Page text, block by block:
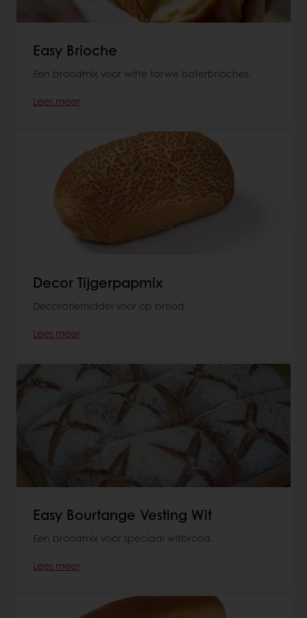
Easy Brioche
Een broodmix voor witte tarwe boterbrioches.
Lees meer
Decor Tijgerpapmix
Decoratiemiddel voor op brood.
Lees meer
Easy Bourtange Vesting Wit
Een broodmix voor speciaal witbrood.
Lees meer